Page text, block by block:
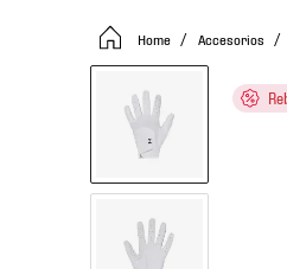
Accesorios
tenis mujer
tenis hombre